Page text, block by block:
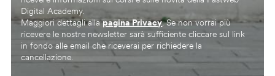
Digital Academy.
Maggiori dettagli allapagina Privacy. Se non vorrai più
ricevere le nostre newsletter sarà sufficiente cliccare sul link
in fondo alle email che riceverai per richiedere la
cancellazione.